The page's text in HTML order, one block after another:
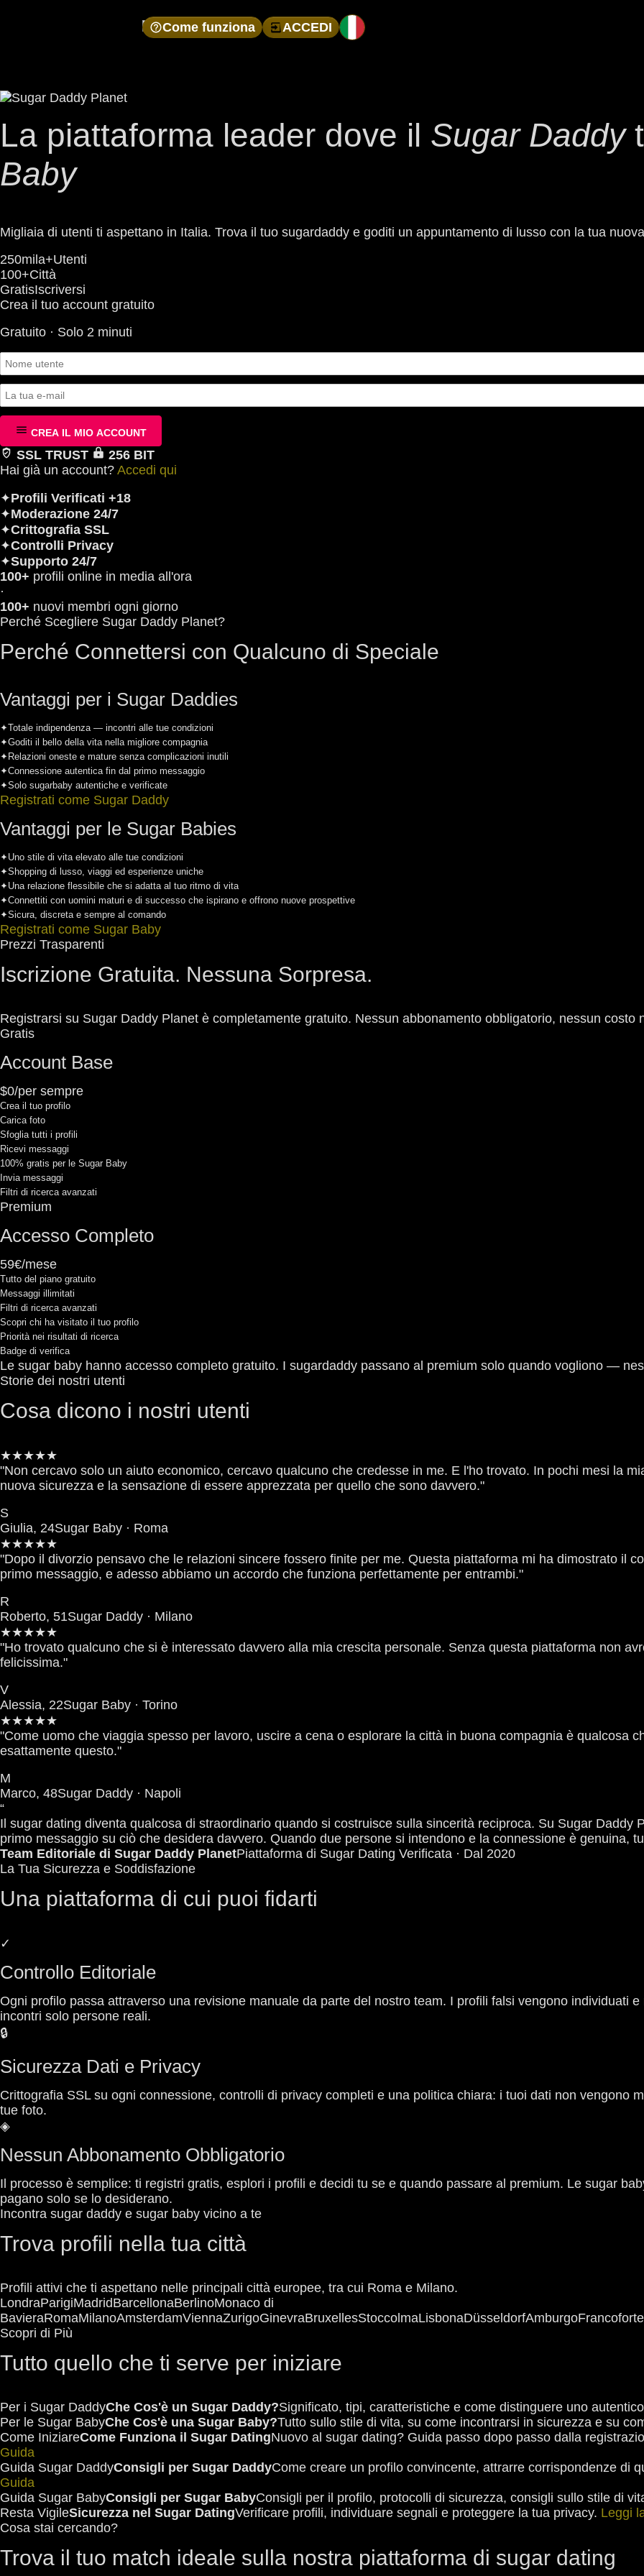
Come funziona ACCEDI
La piattaforma leader dove il Sugar Daddy
Baby
Migliaia di utenti ti aspettano in Italia. Trova il tuo sugardaddy e goditi un appuntamento di lusso con la tua
250mila+Utenti
100+Città
GratisIscriversi
Crea il tuo account gratuito
Gratuito · Solo 2 minuti
CREA IL MIO ACCOUNT
SSL TRUST
256 BIT
Hai già un account? Accedi qui
✦Profili Verificati +18
✦Moderazione 24/7
✦Crittografia SSL
✦Controlli Privacy
✦Supporto 24/7
100+ profili online in media all'ora
·
100+ nuovi membri ogni giorno
Perché Scegliere Sugar Daddy Planet?
Perché Connettersi con Qualcuno di Speciale
Vantaggi per i Sugar Daddies
✦Totale indipendenza — incontri alle tue condizioni
✦Goditi il bello della vita nella migliore compagnia
✦ Relazioni oneste e mature senza complicazioni inutili
✦Connessione autentica fin dal primo messaggio
✦Solo sugarbaby autentiche e verificate
Registrati come Sugar Daddy
Vantaggi per le Sugar Babies
✦Uno stile di vita elevato alle tue condizioni
✦Shopping di lusso, viaggi ed esperienze uniche
✦Una relazione flessibile che si adatta al tuo ritmo di vita
✦Connettiti con uomini maturi e di successo che ispirano e offrono nuove prospettive
✦Sicura, discreta e sempre al comando
Registrati come Sugar Baby
Prezzi Trasparenti
Iscrizione Gratuita. Nessuna Sorpresa.
Registrarsi su Sugar Daddy Planet è completamente gratuito. Nessun abbonamento obbligatorio, nessun costo
Gratis
Account Base
$0/per sempre
Crea il tuo profilo
Carica foto
Sfoglia tutti i profili
Ricevi messaggi
100% gratis per le Sugar Baby
Invia messaggi
Filtri di ricerca avanzati
Premium
Accesso Completo
59€/mese
Tutto del piano gratuito
Messaggi illimitati
Filtri di ricerca avanzati
Scopri chi ha visitato il tuo profilo
Priorità nei risultati di ricerca
Badge di verifica
Le sugar baby hanno accesso completo gratuito. I sugardaddy passano al premium solo quando vogliono —
Storie dei nostri utenti
Cosa dicono i nostri utenti
★★★★★
"Non cercavo solo un aiuto economico, cercavo qualcuno che credesse in me. E l'ho trovato. In pochi mesi la
nuova sicurezza e la sensazione di essere apprezzata per quello che sono davvero."
S
Giulia, 24Sugar Baby · Roma
★★★★★
"Dopo il divorzio pensavo che le relazioni sincere fossero finite per me. Questa piattaforma mi ha dimostrato il
primo messaggio, e adesso abbiamo un accordo che funziona perfettamente per entrambi."
R
Roberto, 51Sugar Daddy · Milano
★★★★★
"Ho trovato qualcuno che si è interessato davvero alla mia crescita personale. Senza questa piattaforma non
felicissima."
V
Alessia, 22Sugar Baby · Torino
★★★★★
"Come uomo che viaggia spesso per lavoro, uscire a cena o esplorare la città in buona compagnia è qualcosa
esattamente questo."
M
Marco, 48Sugar Daddy · Napoli
“
Il sugar dating diventa qualcosa di straordinario quando si costruisce sulla sincerità reciproca. Su Sugar Daddy
primo messaggio su ciò che desidera davvero. Quando due persone si intendono e la connessione è genuina,
Team Editoriale di Sugar Daddy PlanetPiattaforma di Sugar Dating Verificata · Dal 2020
La Tua Sicurezza e Soddisfazione
Una piattaforma di cui puoi fidarti
✓
Controllo Editoriale
Ogni profilo passa attraverso una revisione manuale da parte del nostro team. I profili falsi vengono individuati
incontri solo persone reali.
🔒
Sicurezza Dati e Privacy
Crittografia SSL su ogni connessione, controlli di privacy completi e una politica chiara: i tuoi dati non vengono
tue foto.
◈
Nessun Abbonamento Obbligatorio
Il processo è semplice: ti registri gratis, esplori i profili e decidi tu se e quando passare al premium. Le sugar
pagano solo se lo desiderano.
Incontra sugar daddy e sugar baby vicino a te
Trova profili nella tua città
Profili attivi che ti aspettano nelle principali città europee, tra cui Roma e Milano.
LondraParigiMadridBarcellonaBerlinoMonaco di
BavieraRomaMilanoAmsterdamViennaZurigoGinevraBruxellesStoccolmaLisbonaDüsseldorfAmburgoFrancoforte
Scopri di Più
Tutto quello che ti serve per iniziare
Per i Sugar DaddyChe Cos'è un Sugar Daddy?Significato, tipi, caratteristiche e come distinguere uno
Per le Sugar BabyChe Cos'è una Sugar Baby?Tutto sullo stile di vita, su come incontrarsi in sicurezza e su
Come IniziareCome Funziona il Sugar DatingNuovo al sugar dating? Guida passo dopo passo dalla
Guida
Guida Sugar DaddyConsigli per Sugar DaddyCome creare un profilo convincente, attrarre corrispondenze di
Guida
Guida Sugar BabyConsigli per Sugar BabyConsigli per il profilo, protocolli di sicurezza, consigli sullo stile di
Resta VigileSicurezza nel Sugar DatingVerificare profili, individuare segnali e proteggere la tua privacy. Leggi
Cosa stai cercando?
Trova il tuo match ideale sulla nostra piattaforma di sugar dating